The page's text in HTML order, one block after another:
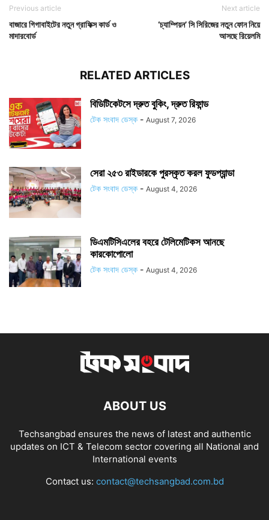
Previous article
বাজারে গিগাবাইটের নতুন গ্রাফিক্স কার্ড ও
মাদারবোর্ড
Next article
‘চ্যাম্পিয়ন’ সি সিরিজের নতুন ফোন নিয়ে
আসছে রিয়েলমি
RELATED ARTICLES
বিডিটিকেটসে দ্রুত বুকিং, দ্রুত রিফান্ড
টেক সংবাদ ডেস্ক - August 7, 2026
সেরা ২৫৩ রাইডারকে পুরস্কৃত করল ফুডপ্যান্ডা
টেক সংবাদ ডেস্ক - August 4, 2026
ডিএমটিসিএলের বহরে টেলিমেটিকস আনছে
কারকোপোলো
টেক সংবাদ ডেস্ক - August 4, 2026
ABOUT US
Techsangbad ensures the news of latest and authentic
updates on ICT & Telecom sector covering all National and
International events
Contact us: contact@techsangbad.com.bd